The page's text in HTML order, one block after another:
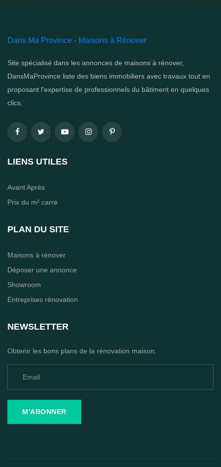
Dans Ma Province - Maisons à Rénover
Site spécialisé dans les annonces de maisons à rénover,
DansMaProvince liste des biens immobiliers avec travaux tout en
proposant l'expertise de professionnels du bâtiment en quelques
clics.
LIENS UTILES
Avant Après
Prix du m² carré
PLAN DU SITE
Maisons à rénover
Déposer une annonce
Showroom
Entreprises rénovation
NEWSLETTER
Obtenir les bons plans de la rénovation maison.
M'ABONNER